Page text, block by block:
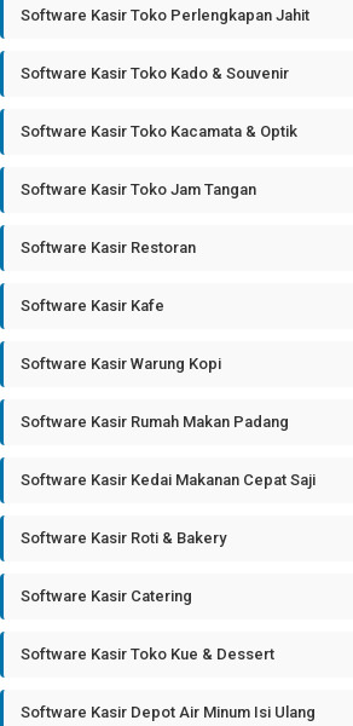
Software Kasir Toko Perlengkapan Jahit
Software Kasir Toko Kado & Souvenir
Software Kasir Toko Kacamata & Optik
Software Kasir Toko Jam Tangan
Software Kasir Restoran
Software Kasir Kafe
Software Kasir Warung Kopi
Software Kasir Rumah Makan Padang
Software Kasir Kedai Makanan Cepat Saji
Software Kasir Roti & Bakery
Software Kasir Catering
Software Kasir Toko Kue & Dessert
Software Kasir Depot Air Minum Isi Ulang